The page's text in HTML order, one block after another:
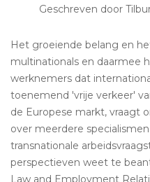
Geschreven door
Het groeiende belang en
multinationals en daarmee
werknemers dat
toenemend 'vrije verkeer'
de Europese markt, vraagt
over meerdere
transnationale
perspectieven weet te
Law and Employment